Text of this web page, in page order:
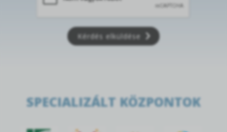
Kérdés elküldése
SPECIALIZÁLT KÖZPONTOK